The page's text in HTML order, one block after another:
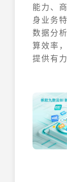
能力、
身业务
数据分
算效率
提供有